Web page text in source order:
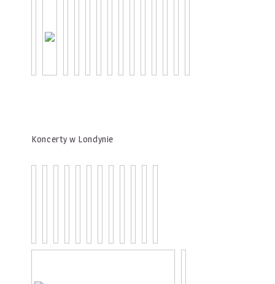
Koncerty w Londynie